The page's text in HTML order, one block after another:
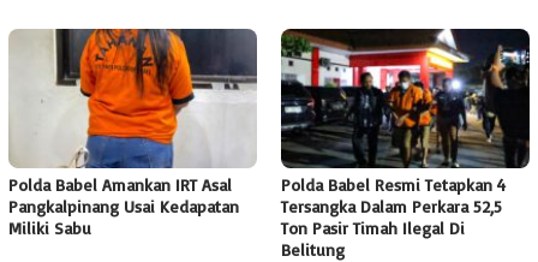
Polda Babel Amankan IRT Asal
Pangkalpinang Usai Kedapatan
Miliki Sabu
Polda Babel Resmi Tetapkan 4
Tersangka Dalam Perkara 52,5
Ton Pasir Timah Ilegal Di
Belitung